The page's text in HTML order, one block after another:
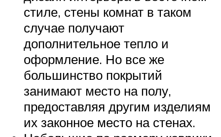
стиле, стены комнат в таком
случае получают
дополнительное тепло и
оформление. Но все же
большинство покрытий
занимают место на полу,
предоставляя другим изделиям
их законное место на стенах.